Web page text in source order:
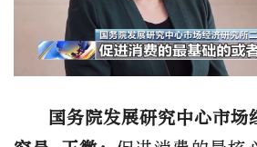
国务院发展研究中心市